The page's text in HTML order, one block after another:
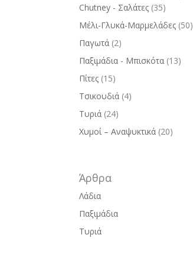
Chutney - Σαλάτες (35)
Μέλι-Γλυκά-Μαρμελάδες (50)
Παγωτά (2)
Παξιμάδια - Μπισκότα (13)
Πίτες (15)
Τσικουδιά (4)
Τυριά (24)
Χυμοί – Αναψυκτικά (20)
Άρθρα
Λάδια
Παξιμάδια
Τυριά